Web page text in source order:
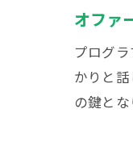
オファ
プログ
かりと
の鍵と